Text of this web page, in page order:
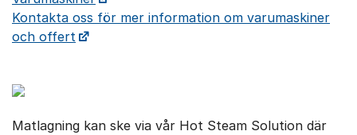
Kontakta oss för mer information om varumaskiner
och offert
Matlagning kan ske via vår Hot Steam Solution där